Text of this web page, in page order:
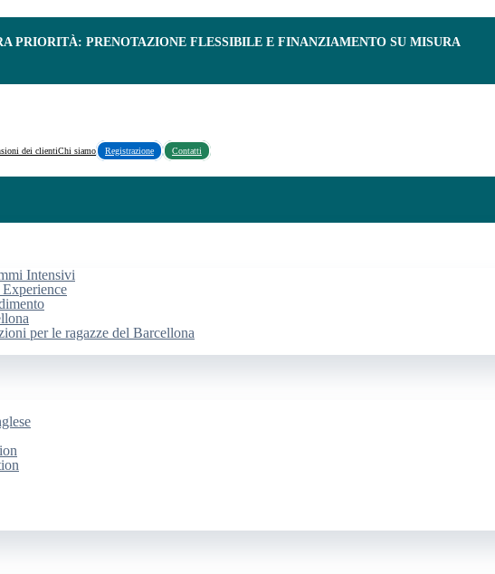
PRIORITÀ: PRENOTAZIONE FLESSIBILE E FINANZIAMENTO SU MISURA
dei clientiChi siamo Registrazione Contatti
Intensivi
per le ragazze del Barcellona